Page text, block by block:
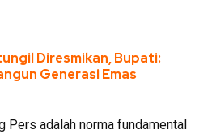
Diresmikan, Bupati:
Generasi Emas
Pers adalah norma fundamental